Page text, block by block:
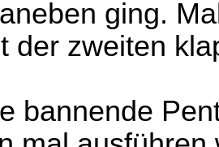
ging.
der zweiten
bannende